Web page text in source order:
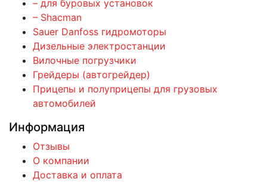
– для буровых установок
– Shacman
Sauer Danfoss гидромоторы
Дизельные электростанции
Вилочные погрузчики
Грейдеры (автогрейдер)
Прицепы и полуприцепы для грузовых
автомобилей
Информация
Отзывы
О компании
Доставка и оплата